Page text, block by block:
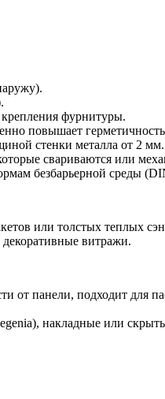
фурнитуры.
повышает
стенки металла от 2 мм.
свариваются или
безбарьерной среды
или толстых теплых
витражи.
от панели, подходит для
накладные или